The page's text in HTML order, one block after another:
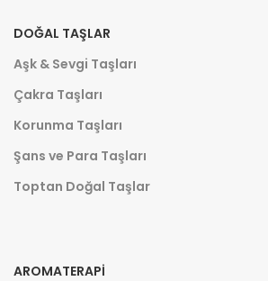
DOĞAL TAŞLAR
Aşk & Sevgi Taşları
Çakra Taşları
Korunma Taşları
Şans ve Para Taşları
Toptan Doğal Taşlar
AROMATERAPI